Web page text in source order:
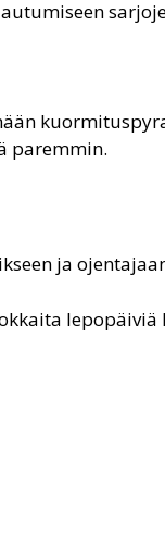
paremmin.
ja
lepopäiviä